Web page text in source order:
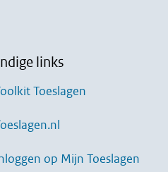
links
Toeslagen
op Mijn Toeslagen